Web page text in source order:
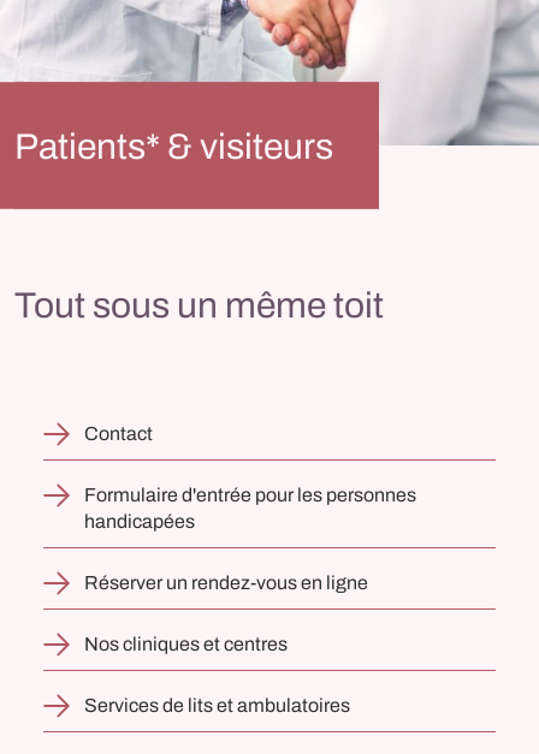
Patients* & visiteurs
Tout sous un même toit
Contact
Formulaire d'entrée pour les personnes
handicapées
Réserver un rendez-vous en ligne
Nos cliniques et centres
Services de lits et ambulatoires